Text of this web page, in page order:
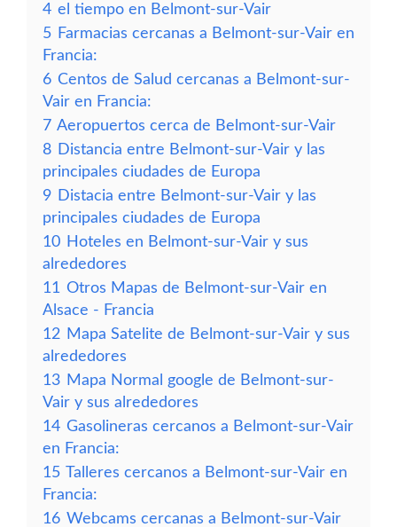
4 el tiempo en Belmont-sur-Vair
5 Farmacias cercanas a Belmont-sur-Vair en
Francia:
6 Centos de Salud cercanas a Belmont-sur-
Vair en Francia:
7 Aeropuertos cerca de Belmont-sur-Vair
8 Distancia entre Belmont-sur-Vair y las
principales ciudades de Europa
9 Distacia entre Belmont-sur-Vair y las
principales ciudades de Europa
10 Hoteles en Belmont-sur-Vair y sus
alrededores
11 Otros Mapas de Belmont-sur-Vair en
Alsace - Francia
12 Mapa Satelite de Belmont-sur-Vair y sus
alrededores
13 Mapa Normal google de Belmont-sur-
Vair y sus alrededores
14 Gasolineras cercanos a Belmont-sur-Vair
en Francia:
15 Talleres cercanos a Belmont-sur-Vair en
Francia:
16 Webcams cercanas a Belmont-sur-Vair